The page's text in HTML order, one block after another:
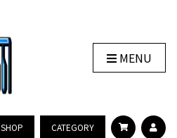
MENU
SHOP CATEGORY